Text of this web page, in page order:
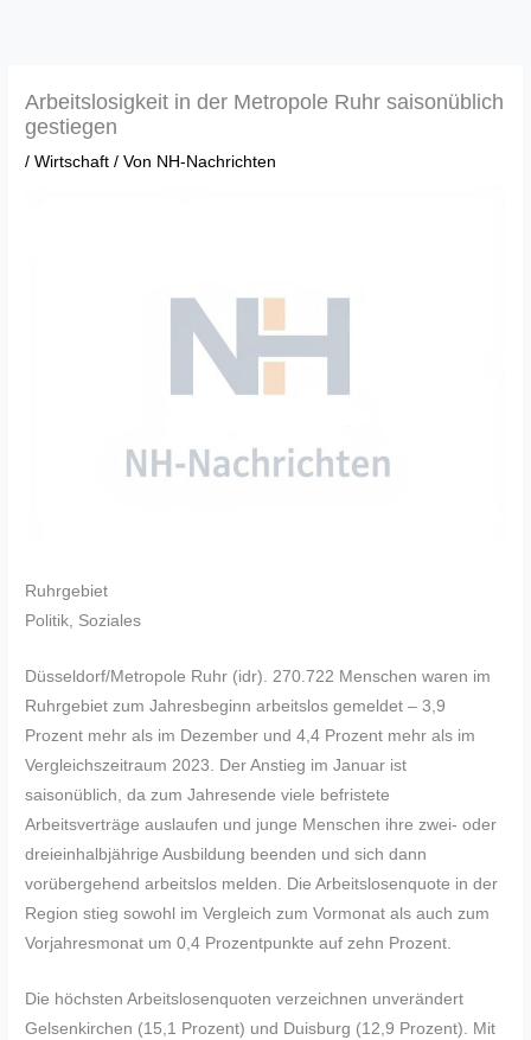
Arbeitslosigkeit in der Metropole Ruhr saisonüblich
gestiegen
/Wirtschaft / Von NH-Nachrichten
Ruhrgebiet
Politik, Soziales
Düsseldorf/Metropole Ruhr (idr). 270.722 Menschen waren im
Ruhrgebiet zum Jahresbeginn arbeitslos gemeldet – 3,9
Prozent mehr als im Dezember und 4,4 Prozent mehr als im
Vergleichszeitraum 2023. Der Anstieg im Januar ist
saisonüblich, da zum Jahresende viele befristete
Arbeitsverträge auslaufen und junge Menschen ihre zwei- oder
dreieinhalbjährige Ausbildung beenden und sich dann
vorübergehend arbeitslos melden. Die Arbeitslosenquote in der
Region stieg sowohl im Vergleich zum Vormonat als auch zum
Vorjahresmonat um 0,4 Prozentpunkte auf zehn Prozent.
Die höchsten Arbeitslosenquoten verzeichnen unverändert
Gelsenkirchen (15,1 Prozent) und Duisburg (12,9 Prozent). Mit